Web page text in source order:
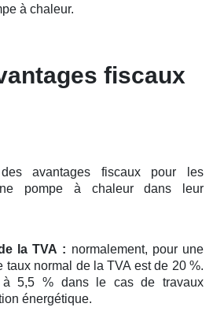
à chaleur.
fiscaux
avantages fiscaux pour les
pompe à chaleur dans leur
la TVA : normalement, pour une
taux normal de la TVA est de 20 %.
à 5,5 % dans le cas de travaux
énergétique.